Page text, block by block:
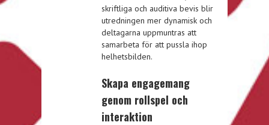
skriftliga och auditiva bevis blir
utredningen mer dynamisk och
deltagarna uppmuntras att
samarbeta för att pussla ihop
helhetsbilden.
Skapa engagemang
genom rollspel och
interaktion